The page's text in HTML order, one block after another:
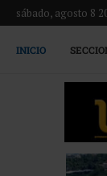
sábado, agosto 8
INICIO